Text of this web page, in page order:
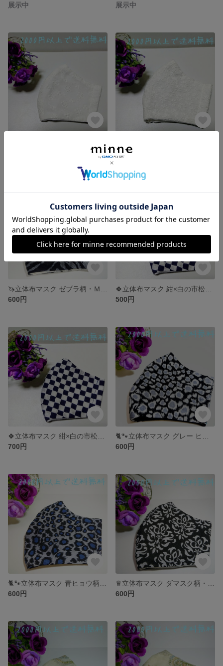
展示中 展示中
展示中
600円
500円
700円
600円
600円
600円